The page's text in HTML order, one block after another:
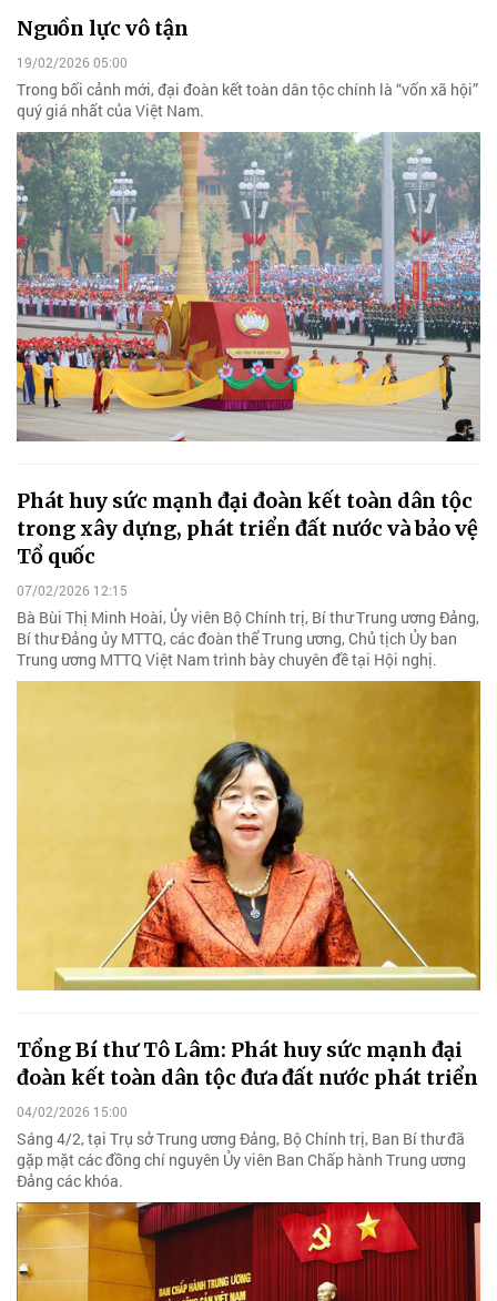
Nguồn lực vô tận
19/02/2026 05:00
Trong bối cảnh mới, đại đoàn kết toàn dân tộc chính là “vốn xã hội”
quý giá nhất của Việt Nam.
Phát huy sức mạnh đại đoàn kết toàn dân tộc
trong xây dựng, phát triển đất nước và bảo vệ
Tổ quốc
07/02/2026 12:15
Bà Bùi Thị Minh Hoài, Ủy viên Bộ Chính trị, Bí thư Trung ương Đảng,
Bí thư Đảng ủy MTTQ, các đoàn thể Trung ương, Chủ tịch Ủy ban
Trung ương MTTQ Việt Nam trình bày chuyên đề tại Hội nghị.
Tổng Bí thư Tô Lâm: Phát huy sức mạnh đại
đoàn kết toàn dân tộc đưa đất nước phát triển
04/02/2026 15:00
Sáng 4/2, tại Trụ sở Trung ương Đảng, Bộ Chính trị, Ban Bí thư đã
gặp mặt các đồng chí nguyên Ủy viên Ban Chấp hành Trung ương
Đảng các khóa.